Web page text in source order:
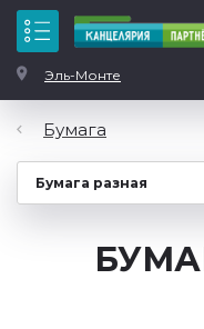
Эль-Монте
Каталог
Бумага